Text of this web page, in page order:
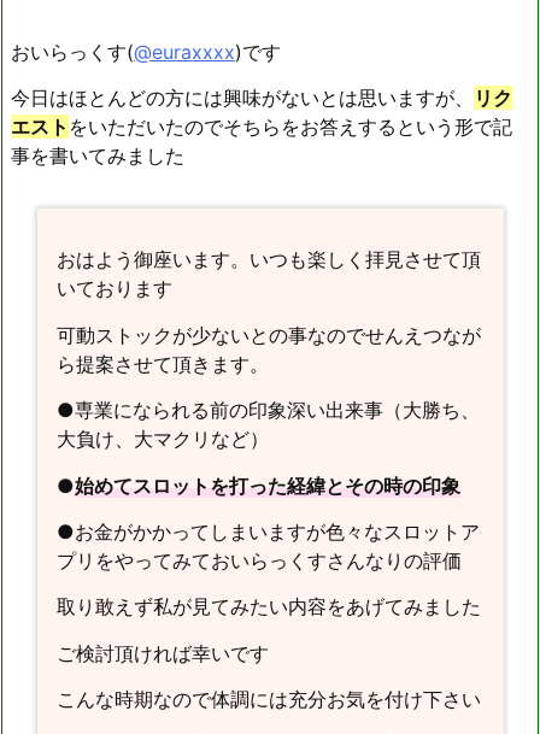
おいらっくす(@euraxxxx)です
今日はほとんどの方には興味がないとは思いますが、
リク
エスト をいただいたのでそちらをお答えするという形で記
事を書いてみました
おはよう御座います。いつも楽しく拝見させて頂
いております
可動ストックが少ないとの事なのでせんえつなが
ら提案させて頂きます。
●専業になられる前の印象深い出来事（大勝ち、
大負け、大マクリなど）
●始めてスロットを打った経緯とその時の印象
●お金がかかってしまいますが色々なスロットア
プリをやってみておいらっくすさんなりの評価
取り敢えず私が見てみたい内容をあげてみました
ご検討頂ければ幸いです
こんな時期なので体調には充分お気を付け下さい